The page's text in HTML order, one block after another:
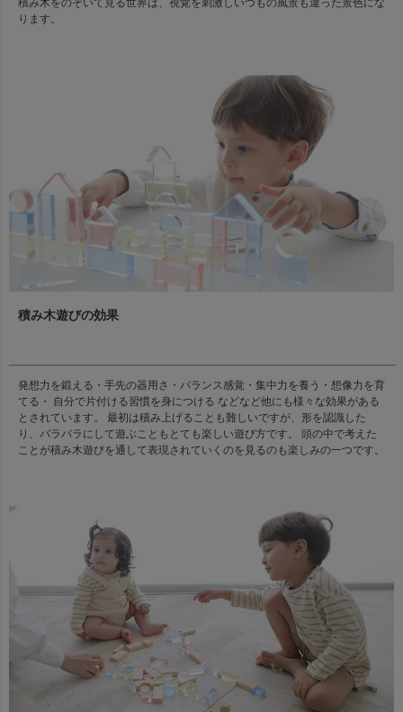
積み木をのぞいて見る世界は、視覚を刺激しいつもの風景も違った景色にな
ります。
積み木遊びの効果
発想力を鍛える・手先の器用さ・バランス感覚・集中力を養う・想像力を育
てる・ 自分で片付ける習慣を身につける などなど他にも様々な効果がある
とされています。 最初は積み上げることも難しいですが、形を認識した
り、バラバラにして遊ぶこともとても楽しい遊び方です。 頭の中で考えた
ことが積み木遊びを通して表現されていくのを見るのも楽しみの一つです。